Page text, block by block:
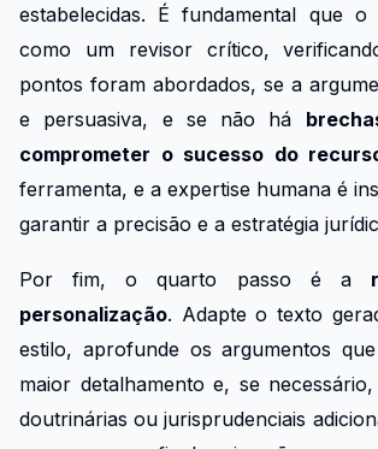
estabelecidas. É fundamental que o
como um revisor crítico,
pontos foram abordados, se a
e persuasiva, e se não há
comprometer o sucesso do
ferramenta, e a expertise humana é
garantir a precisão e a estratégia
Por fim, o quarto passo é a
personalização. Adapte o texto
estilo, aprofunde os argumentos
maior detalhamento e, se
doutrinárias ou jurisprudenciais